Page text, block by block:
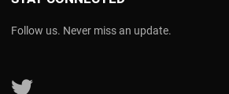
Follow us. Never miss an update.
Follow us on Twitter